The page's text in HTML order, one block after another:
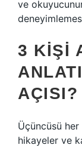
ve
3 KIŞI
AÇISI?
Üçüncüsü
hikayeler ve